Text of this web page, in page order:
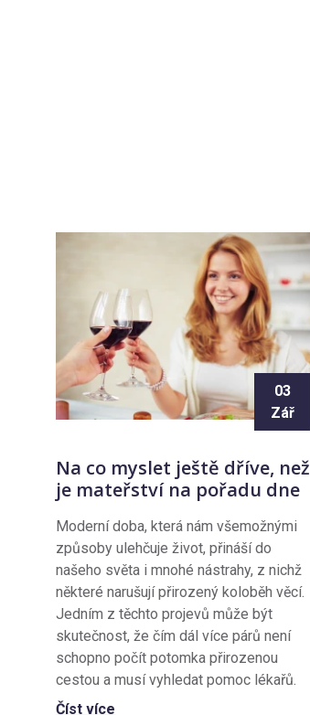
03
Zář
Na co myslet ještě dříve, než
je mateřství na pořadu dne
Moderní doba, která nám všemožnými
způsoby ulehčuje život, přináší do
našeho světa i mnohé nástrahy, z nichž
některé narušují přirozený koloběh věcí.
Jedním z těchto projevů může být
skutečnost, že čím dál více párů není
schopno počít potomka přirozenou
cestou a musí vyhledat pomoc lékařů.
Číst více